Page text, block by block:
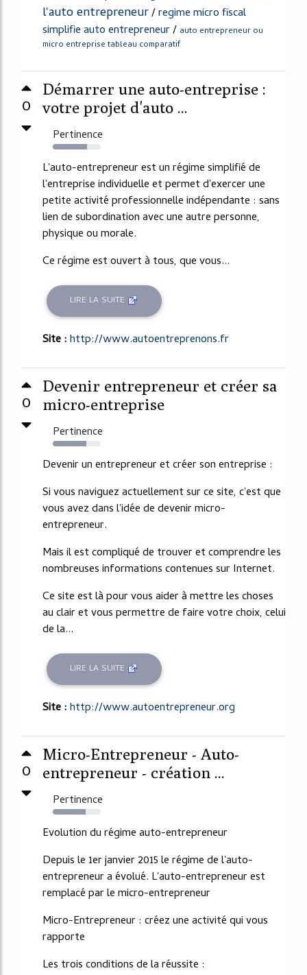
l'auto entrepreneur/regime micro fiscal
simplifie auto entrepreneur/ auto entrepreneur ou
micro entreprise tableau comparatif
0
Démarrer une auto-entreprise :
votre projet d'auto ...
Pertinence
71%
L'auto-entrepreneur est un régime simplifié de
l'entreprise individuelle et permet d'exercer une
petite activité professionnelle indépendante : sans
lien de subordination avec une autre personne,
physique ou morale.
Ce régime est ouvert à tous, que vous...
LIRE LA SUITE
Site :http://www.autoentreprenons.fr
0
Devenir entrepreneur et créer sa
micro-entreprise
Pertinence
70%
Devenir un entrepreneur et créer son entreprise :
Si vous naviguez actuellement sur ce site, c'est que
vous avez dans l'idée de devenir micro-
entrepreneur.
Mais il est compliqué de trouver et comprendre les
nombreuses informations contenues sur Internet.
Ce site est là pour vous aider à mettre les choses
au clair et vous permettre de faire votre choix, celui
de la...
LIRE LA SUITE
Site :http://www.autoentrepreneur.org
0
Micro-Entrepreneur - Auto-
entrepreneur - création ...
Pertinence
69%
Evolution du régime auto-entrepreneur
Depuis le 1er janvier 2015 le régime de l'auto-
entrepreneur a évolué. L'auto-entrepreneur est
remplacé par le micro-entrepreneur
Micro-Entrepreneur : créez une activité qui vous
rapporte
Les trois conditions de la réussite :